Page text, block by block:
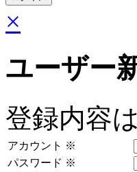
×
ユーザー
登録内容
アカウント ※
パスワード ※